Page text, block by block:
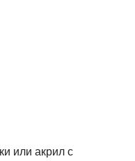
или акрил с